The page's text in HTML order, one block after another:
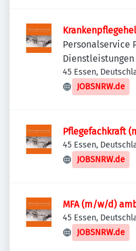
Personalservice
Dienstleistungen
45 Essen,
JOBSNRW.de
Pflegefachkraft
45 Essen,
JOBSNRW.de
MFA (m/w/d)
45 Essen,
JOBSNRW.de